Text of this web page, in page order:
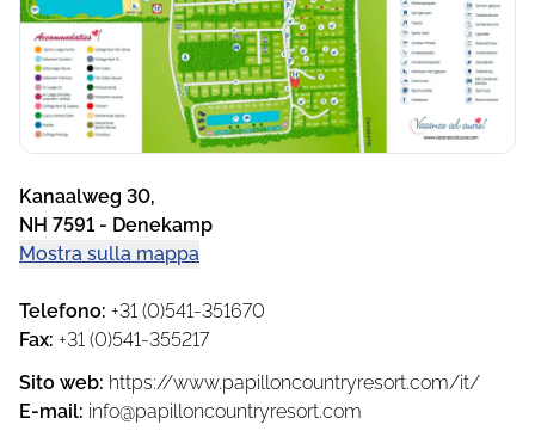
Kanaalweg 30,
NH 7591- Denekamp
Mostra sulla mappa
Telefono: +31 (0)541-351670
Fax: +31 (0)541-355217
Sito web: https://www.papilloncountryresort.com/it/
E-mail: info@papilloncountryresort.com